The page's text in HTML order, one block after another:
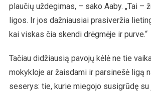
plaučių uždegimas, – sako Aaby. „Tai –
ligos. Ir jos dažniausiai prasiveržia
kai viskas čia skendi drėgmėje ir purve.“
Tačiau didžiausią pavojų kėlė ne tie
mokykloje ar žaisdami ir parsinešė ligą
seserys: tie, kurie miegojo susigrūdę